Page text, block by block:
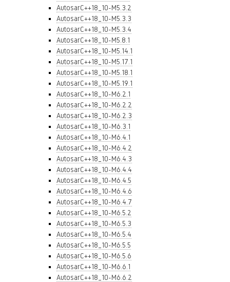
AutosarC++18_10-M5.3.2
AutosarC++18_10-M5.3.3
AutosarC++18_10-M5.3.4
AutosarC++18_10-M5.8.1
AutosarC++18_10-M5.14.1
AutosarC++18_10-M5.17.1
AutosarC++18_10-M5.18.1
AutosarC++18_10-M5.19.1
AutosarC++18_10-M6.2.1
AutosarC++18_10-M6.2.2
AutosarC++18_10-M6.2.3
AutosarC++18_10-M6.3.1
AutosarC++18_10-M6.4.1
AutosarC++18_10-M6.4.2
AutosarC++18_10-M6.4.3
AutosarC++18_10-M6.4.4
AutosarC++18_10-M6.4.5
AutosarC++18_10-M6.4.6
AutosarC++18_10-M6.4.7
AutosarC++18_10-M6.5.2
AutosarC++18_10-M6.5.3
AutosarC++18_10-M6.5.4
AutosarC++18_10-M6.5.5
AutosarC++18_10-M6.5.6
AutosarC++18_10-M6.6.1
AutosarC++18_10-M6.6.2